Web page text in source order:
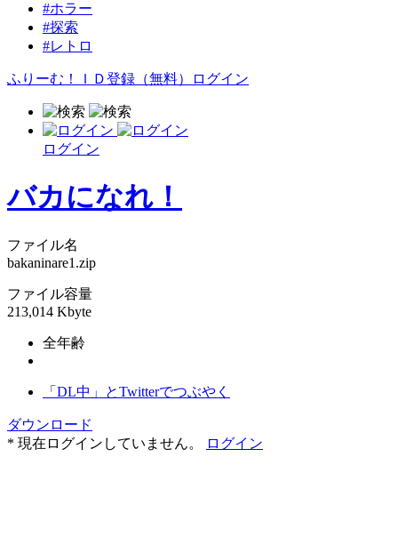
#ホラー
#探索
#レトロ
ふりーむ！ＩＤ登録（無料） ログイン
ログイン
バカになれ！
ファイル名
bakaninare1.zip
ファイル容量
213,014 Kbyte
全年齢
「DL中」とTwitterでつぶやく
ダウンロード
* 現在ログインしていません。
ログイン